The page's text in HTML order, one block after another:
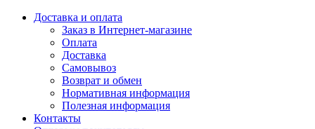
Доставка и оплата
Заказ в Интернет-магазине
Оплата
Доставка
Самовывоз
Возврат и обмен
Нормативная информация
Полезная информация
Контакты